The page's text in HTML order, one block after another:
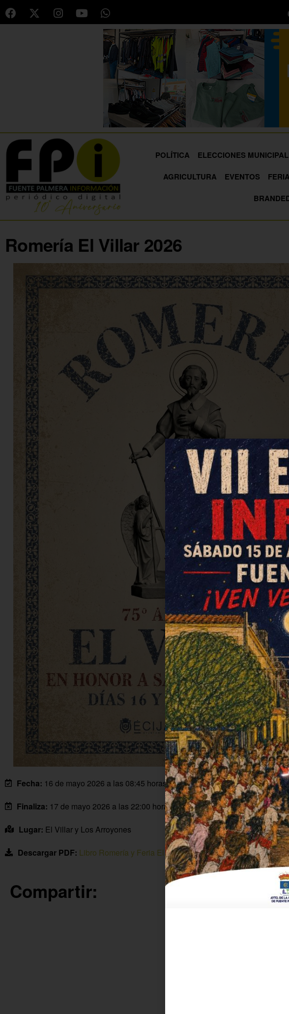
POLÍTICA ELECCIONES
AGRICULTURA
EVENTOS
Romería El Villar 2026
Fecha: 16 de mayo 2026 a las 08:45 horas
Finaliza: 17 de mayo 2026 a las 22:00 horas
Lugar: El Villar y Los Arroyones
Descargar PDF: Libro Romería y Feria El Villar 2026
Compartir: